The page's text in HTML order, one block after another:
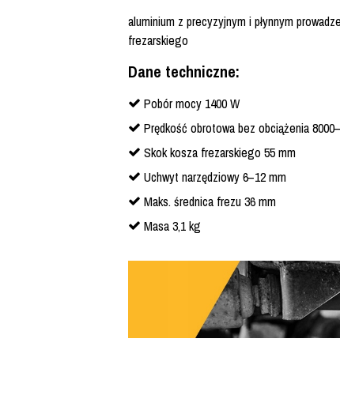
aluminium z precyzyjnym i płynnym
frezarskiego
Dane techniczne:
Pobór mocy 1400 W
Prędkość obrotowa bez obciążenia
Skok kosza frezarskiego 55 mm
Uchwyt narzędziowy 6–12 mm
Maks. średnica frezu 36 mm
Masa 3,1 kg